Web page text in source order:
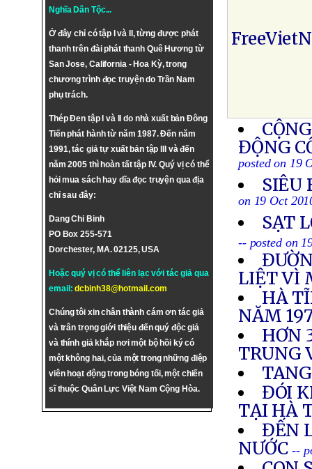
Nghĩa Dân Tộc...
Ở đây chỉ có tập I và II, từng được phát
thanh trên đài phát thanh Quê Hương từ
San Jose, California - Hoa Kỳ, trong
chương trình đọc truyện do Trần Nam
phụ trách.
Thép Đen tập I và II do nhà xuất bản Đông
Tiến phát hành từ năm 1987. Đến năm
1991, tác giả tự xuất bản tập III và đến
năm 2005 thì hoàn tất tập IV. Quý vị có thể
hỏi mua sách hay dĩa đọc truyện qua địa
chỉ sau đây:
Dang Chi Binh
PO Box 255-571
Dorchester, MA. 02125, USA
Hoặc quý vị có thể liên lạc với tác giả qua
email:dcbinh38@hotmail.com
Chúng tôi xin chân thành cám ơn tác giả
và trân trọng giới thiệu đến quý độc giả
và thính giả khắp nơi một bộ hồi ký có
một không hai, của một trong những điệp
viên hoạt động trong bóng tối, một chiến
sĩ thuộc Quân Lực Việt Nam Cộng Hòa.
ĐỘNG
posted on 19
SIÊU
on 19 Oct
SẠT
-- posted on
LIỆT VÌ
HÀ
NĂM
HƠN
TRUNG
ĐÓI
TẠI HÀ
ĐẾN
NƯỚC --